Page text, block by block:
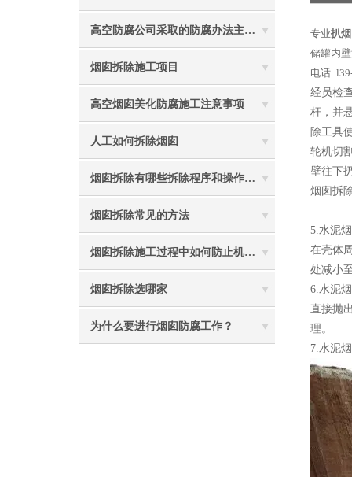
高空防腐公司采取的防腐办法主要有哪些？
烟囱拆除施工项目
高空烟囱美化防腐施工注意事项
人工如何拆除烟囱
烟囱拆除有哪些拆除程序和操作规定
烟囱拆除常见的方法
烟囱拆除施工过程中如何防止机械伤害
烟囱拆除选哪家
为什么要进行烟囱防腐工作？
专业扒
储罐内
电话:
经员检
杆，并
除工具
轮机切
壁往下
烟囱拆
5.水泥
在壳体
处减小
6.水泥
直接抛
理。
7.水泥